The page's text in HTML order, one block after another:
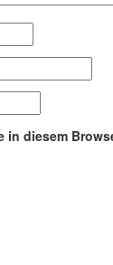
in diesem